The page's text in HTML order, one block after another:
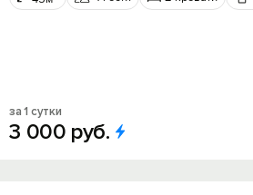
за 1 сутки
3 000 руб.